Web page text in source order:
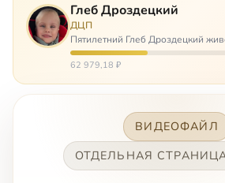
Глеб Дроздецкий
ДЦП
Пятилетний Глеб Дроздецкий
ДЦП из-за перенесённого в
но его положение осложняется
62 979,18 ₽
ВИДЕОФАЙЛ
ОТДЕЛЬНАЯ